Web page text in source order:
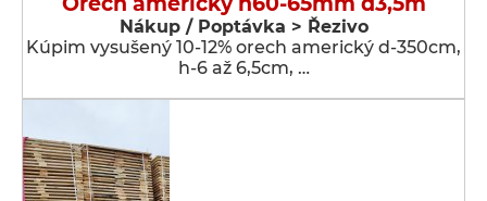
Nákup / Poptávka > Řezivo
Kúpim vysušený 10-12% orech americký d-350cm,
h-6 až 6,5cm, …